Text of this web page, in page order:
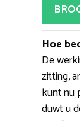
Hoe
De
zitting,
kunt nu
duwt u